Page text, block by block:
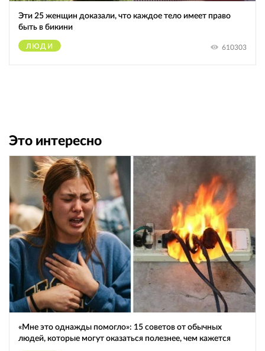
Эти 25 женщин доказали, что каждое тело имеет право
быть в бикини
ЛЮДИ 610303
Это интересно
«Мне это однажды помогло»: 15 советов от обычных
людей, которые могут оказаться полезнее, чем кажется